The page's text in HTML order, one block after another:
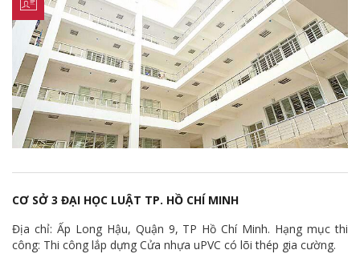
CƠ SỞ 3 ĐẠI HỌC LUẬT TP. HỒ CHÍ MINH
Địa chỉ: Ấp Long Hậu, Quận 9, TP Hồ Chí Minh. Hạng mục thi
công: Thi công lắp dựng Cửa nhựa uPVC có lõi thép gia cường.